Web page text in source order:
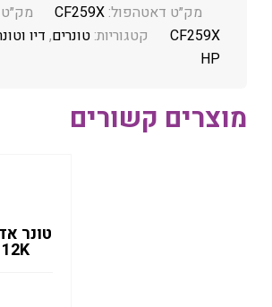
מק״ט דאטהפול:CF259X
מק״ט
CF259X
קטגוריות:טונרים, דיו
HP
מוצרים קשורים